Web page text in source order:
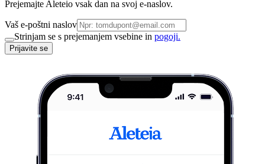
Prejemajte Aleteio vsak dan na svoj e-naslov.
Vaš e-poštni naslov
Strinjam se s prejemanjem vsebine in pogoji.
Prijavite se